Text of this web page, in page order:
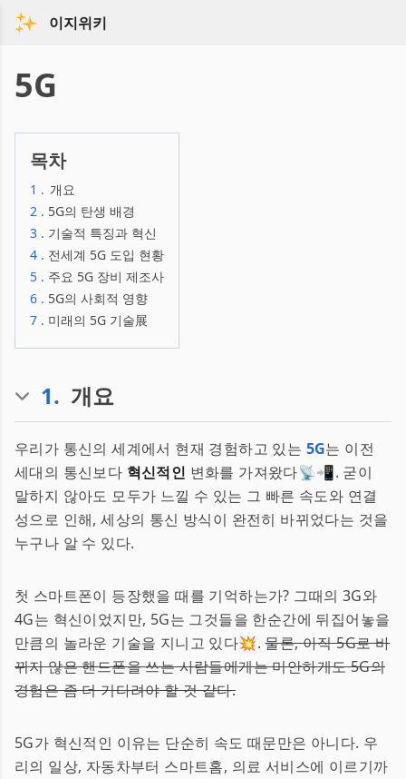
이지위키
5G
목차
1 . 개요
2 . 5G의 탄생 배경
3 . 기술적 특징과 혁신
4 . 전세계 5G 도입 현황
5 . 주요 5G 장비 제조사
6 . 5G의 사회적 영향
7 . 미래의 5G 기술展
1. 개요
우리가 통신의 세계에서 현재 경험하고 있는 5G는 이전
세대의 통신보다 혁신적인 변화를 가져왔다📡📲. 굳이
말하지 않아도 모두가 느낄 수 있는 그 빠른 속도와 연결
성으로 인해, 세상의 통신 방식이 완전히 바뀌었다는 것을
누구나 알 수 있다.
첫 스마트폰이 등장했을 때를 기억하는가? 그때의 3G와
4G는 혁신이었지만, 5G는 그것들을 한순간에 뒤집어놓을
만큼의 놀라운 기술을 지니고 있다💥.물론, 아직 5G로 바
뀌지 않은 핸드폰을 쓰는 사람들에게는 미안하게도 5G의
경험은 좀 더 기다려야 할 것 같다.
5G가 혁신적인 이유는 단순히 속도 때문만은 아니다. 우
리의 일상, 자동차부터 스마트홈, 의료 서비스에 이르기까